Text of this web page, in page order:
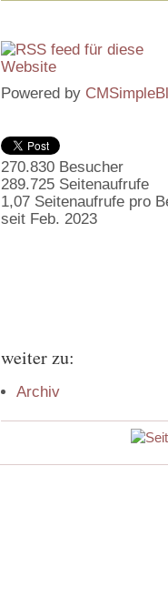
Powered by
270.830 Besucher
289.725 Seitenaufrufe
1,07 Seitenaufrufe pro
seit Feb. 2023
weiter zu:
Archiv